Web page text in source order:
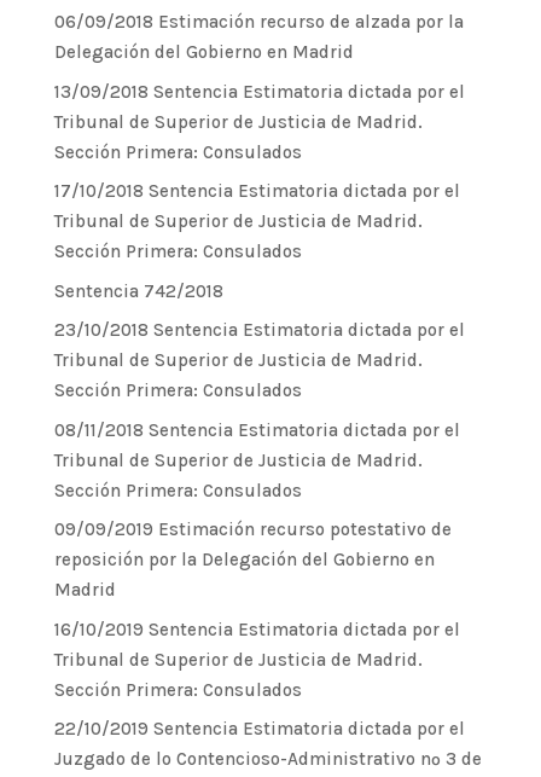
06/09/2018 Estimación recurso de alzada por la
Delegación del Gobierno en Madrid
13/09/2018 Sentencia Estimatoria dictada por el
Tribunal de Superior de Justicia de Madrid.
Sección Primera: Consulados
17/10/2018 Sentencia Estimatoria dictada por el
Tribunal de Superior de Justicia de Madrid.
Sección Primera: Consulados
Sentencia 742/2018
23/10/2018 Sentencia Estimatoria dictada por el
Tribunal de Superior de Justicia de Madrid.
Sección Primera: Consulados
08/11/2018 Sentencia Estimatoria dictada por el
Tribunal de Superior de Justicia de Madrid.
Sección Primera: Consulados
09/09/2019 Estimación recurso potestativo de
reposición por la Delegación del Gobierno en
Madrid
16/10/2019 Sentencia Estimatoria dictada por el
Tribunal de Superior de Justicia de Madrid.
Sección Primera: Consulados
22/10/2019 Sentencia Estimatoria dictada por el
Juzgado de lo Contencioso-Administrativo nº 3 de